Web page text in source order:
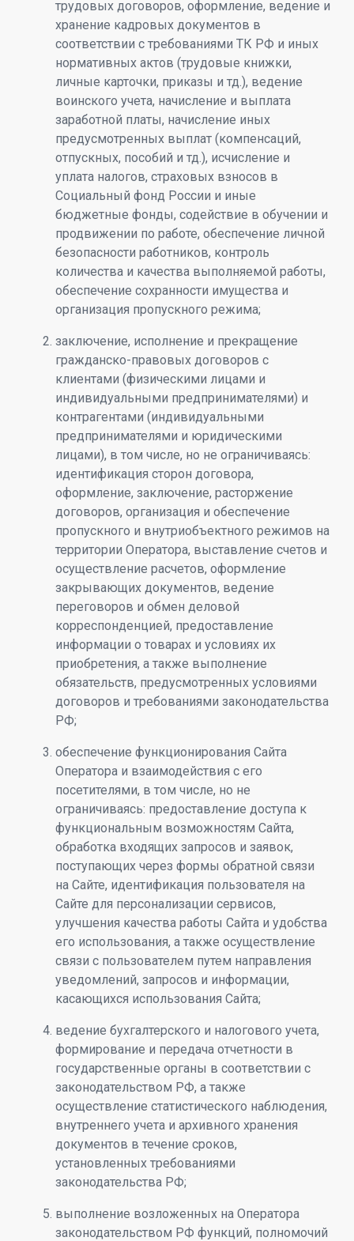
трудовых договоров, оформление, ведение и
хранение кадровых документов в
соответствии с требованиями ТК РФ и иных
нормативных актов (трудовые книжки,
личные карточки, приказы и тд.), ведение
воинского учета, начисление и выплата
заработной платы, начисление иных
предусмотренных выплат (компенсаций,
отпускных, пособий и тд.), исчисление и
уплата налогов, страховых взносов в
Социальный фонд России и иные
бюджетные фонды, содействие в обучении и
продвижении по работе, обеспечение личной
безопасности работников, контроль
количества и качества выполняемой работы,
обеспечение сохранности имущества и
организация пропускного режима;
заключение, исполнение и прекращение
гражданско-правовых договоров с
клиентами (физическими лицами и
индивидуальными предпринимателями) и
контрагентами (индивидуальными
предпринимателями и юридическими
лицами), в том числе, но не ограничиваясь:
идентификация сторон договора,
оформление, заключение, расторжение
договоров, организация и обеспечение
пропускного и внутриобъектного режимов на
территории Оператора, выставление счетов и
осуществление расчетов, оформление
закрывающих документов, ведение
переговоров и обмен деловой
корреспонденцией, предоставление
информации о товарах и условиях их
приобретения, а также выполнение
обязательств, предусмотренных условиями
договоров и требованиями законодательства
РФ;
обеспечение функционирования Сайта
Оператора и взаимодействия с его
посетителями, в том числе, но не
ограничиваясь: предоставление доступа к
функциональным возможностям Сайта,
обработка входящих запросов и заявок,
поступающих через формы обратной связи
на Сайте, идентификация пользователя на
Сайте для персонализации сервисов,
улучшения качества работы Сайта и удобства
его использования, а также осуществление
связи с пользователем путем направления
уведомлений, запросов и информации,
касающихся использования Сайта;
ведение бухгалтерского и налогового учета,
формирование и передача отчетности в
государственные органы в соответствии с
законодательством РФ, а также
осуществление статистического наблюдения,
внутреннего учета и архивного хранения
документов в течение сроков,
установленных требованиями
законодательства РФ;
выполнение возложенных на Оператора
законодательством РФ функций, полномочий